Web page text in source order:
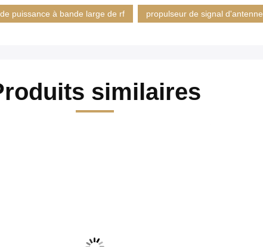
puissance à bande large de rf propulseur de signal d'antenne
similaires